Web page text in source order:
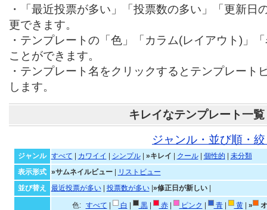
・「最近投票が多い」「投票数の多い」「更新日
更できます。
・テンプレートの「色」「カラム(レイアウト)」
ことができます。
・テンプレート名をクリックするとテンプレート
します。
キレイなテンプレート一覧
ジャンル・並び順・
ジャンル すべて カワイイ シンプル| »キレイ クール| 個性的
未分類
表示形式
»サムネイルビュー|
リストビュー
並び替え
最近投票が多い| 投票数が多い| »修正日が新しい|
色: すべて 白 黒| 赤| ピンク 青| 黄| »